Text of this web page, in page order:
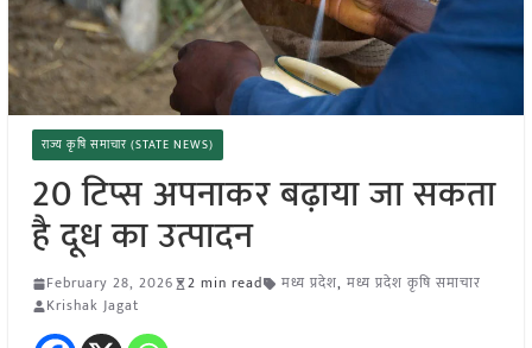
राज्य कृषि समाचार (STATE NEWS)
20 टिप्स अपनाकर बढ़ाया जा सकता
है दूध का उत्पादन
February 28, 2026 2 min read मध्य प्रदेश, मध्य प्रदेश कृषि समाचार
Krishak Jagat